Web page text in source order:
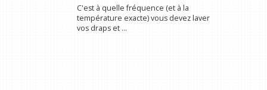
C'est à quelle fréquence (et à la
température exacte) vous devez laver
vos draps et ...